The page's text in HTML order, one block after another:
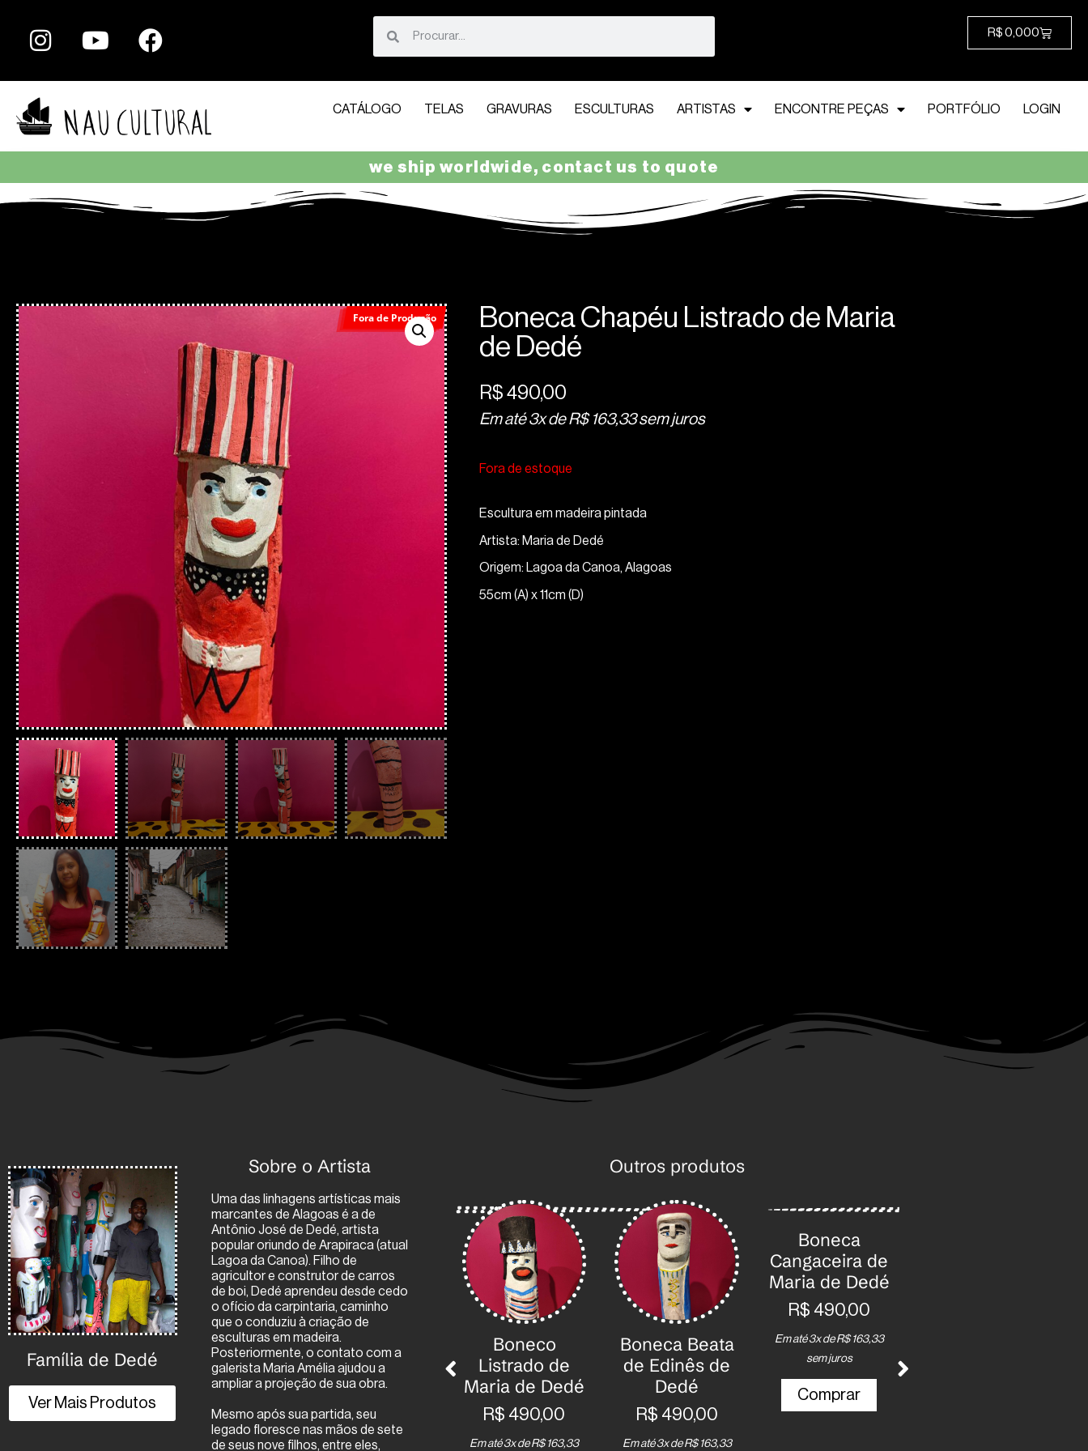
R$ 0,000
CATÁLOGO TELAS GRAVURAS ESCULTURAS ARTISTAS ENCONTRE PEÇAS PORTFÓLIO LOGIN
we ship worldwide, contact us to quote
Boneca Chapéu Listrado de Maria
de Dedé
R$ 490,00
Em até 3x deR$163,33sem juros
Fora de estoque
Escultura em madeira pintada
Artista: Maria de Dedé
Origem: Lagoa da Canoa, Alagoas
55cm (A) x 11cm (D)
Família de Dedé
Ver Mais Produtos
Sobre o Artista
Uma das linhagens artísticas mais
marcantes de Alagoas é a de
Antônio José de Dedé, artista
popular oriundo de Arapiraca (atual
Lagoa da Canoa). Filho de
agricultor e construtor de carros
de boi, Dedé aprendeu desde cedo
o ofício da carpintaria, caminho
que o conduziu à criação de
esculturas em madeira.
Posteriormente, o contato com a
galerista Maria Amélia ajudou a
ampliar a projeção de sua obra.
Mesmo após sua partida, seu
legado floresce nas mãos de sete
de seus nove filhos, entre eles,
Outros produtos
José Francisco
Afrânio
Boneca
Listrada
Amarela de
Maria de Dedé
490,00
Boneca
Coração de
Edinês de
Dedé
R$490,00
Boneco
Listrado de
Maria de Dedé
R$ 490,00
Em até 3x deR$163,33
Boneca Beata
de Edinês de
Dedé
R$ 490,00
Em até 3x deR$163,33
Boneca
Cangaceira de
Maria de Dedé
R$ 490,00
Em até 3x deR$163,33
sem juros
Comprar
Fora de Produção